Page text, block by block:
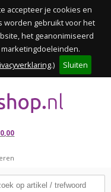
accepteer je cookies en
worden gebruikt voor het
het geanonimiseerd
.) Sluiten